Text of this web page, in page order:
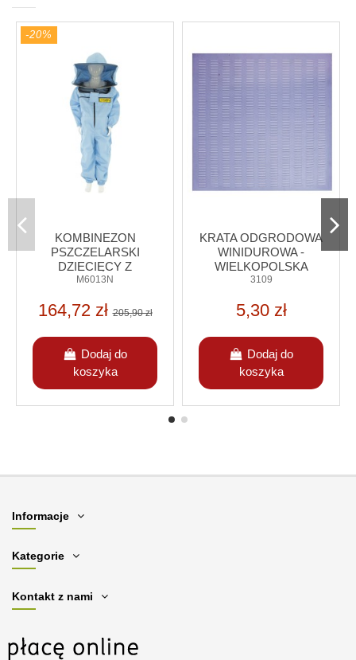
-20%
KOMBINEZON
PSZCZELARSKI
DZIECIĘCY Z
KAPELUSZEM -
LINE)
M6013N
164,72 zł205,90 zł
Dodaj do
koszyka
KRATA ODGRODOWA
WINIDUROWA -
WIELKOPOLSKA
(420X420MM)
3109
5,30 zł
Dodaj do
koszyka
Informacje
Kategorie
Kontakt z nami